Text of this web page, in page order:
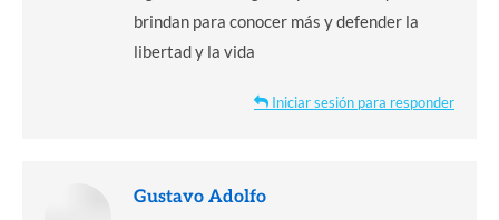
brindan para conocer más y defender la
libertad y la vida
Iniciar sesión para responder
Gustavo Adolfo